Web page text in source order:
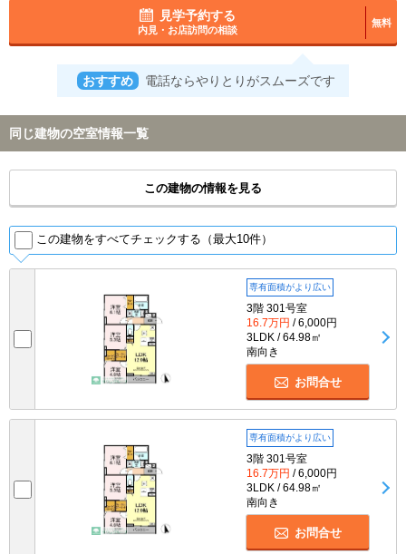
見学予約する
内見・お店訪問の相談
無料
おすすめ 電話ならやりとりがスムーズです
同じ建物の空室情報一覧
この建物の情報を見る
この建物をすべてチェックする（最大10件）
専有面積がより広い
3階 301号室
16.7万円 / 6,000円
3LDK / 64.98㎡
南向き
お問合せ
専有面積がより広い
3階 301号室
16.7万円 / 6,000円
3LDK / 64.98㎡
南向き
お問合せ